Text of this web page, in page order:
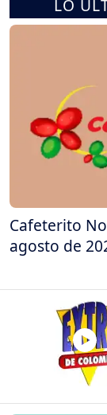
LO
Cafeterito
agosto de